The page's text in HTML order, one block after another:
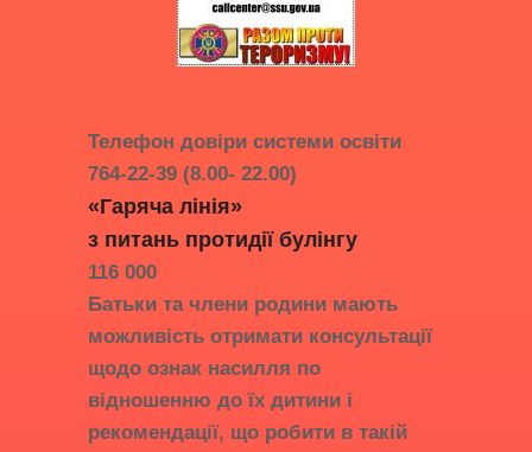
Телефон довіри системи освіти
764-22-39 (8.00- 22.00)
«Гаряча лінія»
з питань протидії булінгу
116 000
Батьки та члени родини мають
можливість отримати консультації
щодо ознак насилля по
відношенню до їх дитини і
рекомендації, що робити в такій